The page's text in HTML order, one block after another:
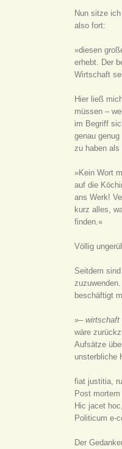
Nun sitze
also fort:
»diesen
erhebt. Der
Wirtschaft
Hier ließ
müssen –
im Begriff
genau
zu haben
»Kein Wort
auf die
ans Werk!
kurz alles,
finden.«
Völlig
Seitdem
beschäftigt
»– wirtschaft
wäre
Aufsätze
unsterbliche
fiat justitia,
Post
Hic jacet
Politicum e-
Der